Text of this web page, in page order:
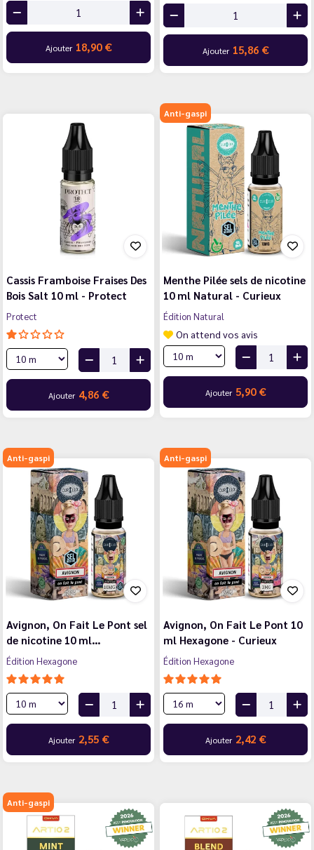
Ajouter 18,90 € Ajouter 15,86 €
Cassis Framboise Fraises Des
Bois Salt 10 ml - Protect
Protect
Ajouter 4,86 €
Anti-gaspi
Menthe Pilée sels de nicotine
10 ml Natural - Curieux
Édition Natural
On attend vos avis
Ajouter 5,90 €
Anti-gaspi
Avignon, On Fait Le Pont sel
de nicotine 10 ml…
Édition Hexagone
Ajouter 2,55 €
Anti-gaspi
Avignon, On Fait Le Pont 10
ml Hexagone - Curieux
Édition Hexagone
Ajouter 2,42 €
Anti-gaspi